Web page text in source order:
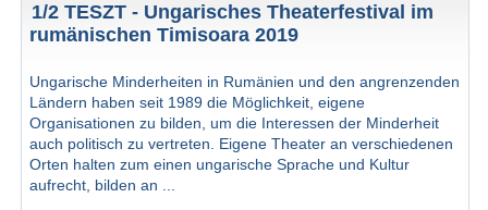
1/2 TESZT - Ungarisches Theaterfestival im
rumänischen Timisoara 2019
Ungarische Minderheiten in Rumänien und den angrenzenden
Ländern haben seit 1989 die Möglichkeit, eigene
Organisationen zu bilden, um die Interessen der Minderheit
auch politisch zu vertreten. Eigene Theater an verschiedenen
Orten halten zum einen ungarische Sprache und Kultur
aufrecht, bilden an ...